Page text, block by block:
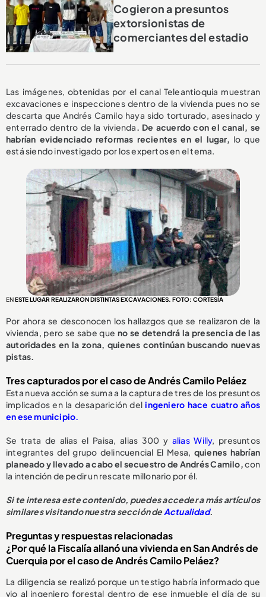
Cogieron a presuntos
extorsionistas de
comerciantes del estadio
Las imágenes, obtenidas por el canal Teleantioquia muestran
excavaciones e inspecciones dentro de la vivienda pues no se
descarta que Andrés Camilo haya sido torturado, asesinado y
enterrado dentro de la vivienda. De acuerdo con el canal, se
habrían evidenciado reformas recientes en el lugar, lo que
está siendo investigado por los expertos en el tema.
ENESTE LUGAR REALIZARON DISTINTAS EXCAVACIONES. FOTO: CORTESÍA
Por ahora se desconocen los hallazgos que se realizaron de la
vivienda, pero se sabe que no se detendrá la presencia de las
autoridades en la zona, quienes continúan buscando nuevas
pistas.
Tres capturados por el caso de Andrés Camilo Peláez
Esta nueva acción se suma a la captura de tres de los presuntos
implicados en la desaparición delingeniero hace cuatro años
en ese municipio.
Se trata de alias el Paisa, alias 300 y alias Willy, presuntos
integrantes del grupo delincuencial El Mesa, quienes habrían
planeado y llevado a cabo el secuestro de Andrés Camilo,con
la intención de pedir un rescate millonario por él.
Si te interesa este contenido, puedes acceder a más artículos
similares visitando nuestra sección deActualidad.
Preguntas y respuestas relacionadas
¿Por qué la Fiscalía allanó una vivienda en San Andrés de
Cuerquia por el caso de Andrés Camilo Peláez?
La diligencia se realizó porque un testigo habría informado que
vio al ingeniero forestal dentro de ese inmueble el día de su